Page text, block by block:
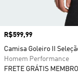
Preço
R$599,99
Camisa Goleiro II
Homem Performance
FRETE GRÁTIS